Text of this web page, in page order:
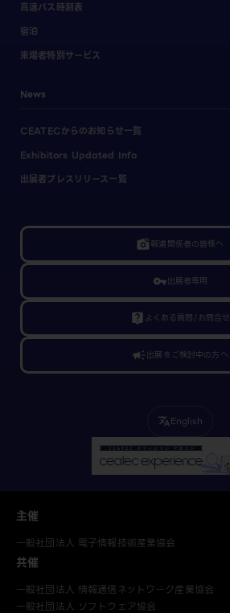
高速バス時刻表
宿泊
来場者特別サービス
News
CEATECからのお知らせ一覧
Exhibitors Updated Info
出展者プレスリリース一覧
linked_camera報道関係者の皆様へ
vpn_key出展者専用
live_help よくある質問/お問合せ
campaign出展をご検討中の方へ
translateEnglish
主催
一般社団法人 電子情報技術産業協会
共催
一般社団法人 情報通信ネットワーク産業協会
一般社団法人 ソフトウェア協会